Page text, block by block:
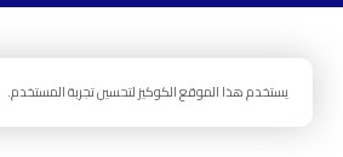
يستخدم هذا الموقع الكوكيز لتحسين تجربة المستخدم.